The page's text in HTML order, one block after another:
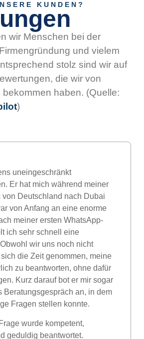
KUNDEN?
wir Menschen bei der
und vielem
stolz sind wir auf
die wir von
haben. (Quelle:
)
uneingeschränkt
Er hat mich während meiner
Deutschland nach Dubai
von Anfang an eine enorme
meiner ersten WhatsApp-
ich sehr schnell eine
wir uns noch nicht
die Zeit genommen, meine
zu beantworten, ohne dafür
Kurz darauf bot er mir sogar
Beratungsgespräch an, in dem
Fragen stellen konnte.
wurde kompetent,
geduldig beantwortet.